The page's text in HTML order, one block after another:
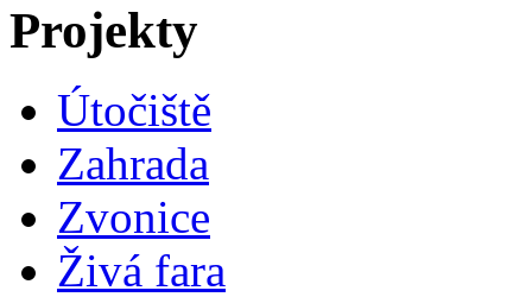
Projekty
Útočiště
Zahrada
Zvonice
Živá fara